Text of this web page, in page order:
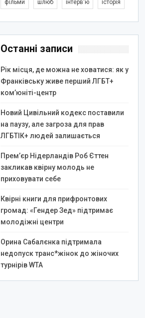
фільми шлюб інтерв'ю історія
Останні записи
Рік місця, де можна не ховатися: як у
Франківську живе перший ЛГБТ+
ком’юніті-центр
Новий Цивільний кодекс поставили
на паузу, але загроза для прав
ЛГБТІК+ людей залишається
Прем’єр Нідерландів Роб Єттен
закликав квірну молодь не
приховувати себе
Квірні книги для прифронтових
громад: «Гендер Зед» підтримає
молодіжні центри
Орина Сабалєнка підтримала
недопуск транс*жінок до жіночих
турнірів WTA